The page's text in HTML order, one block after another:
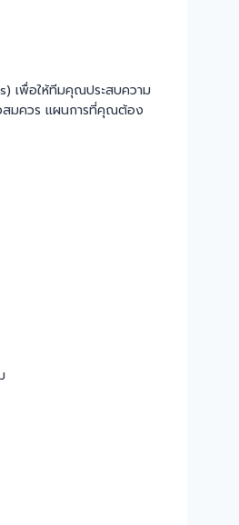
เพื่อให้ทีมคุณประสบความ
สมควร แผนการที่คุณต้อง